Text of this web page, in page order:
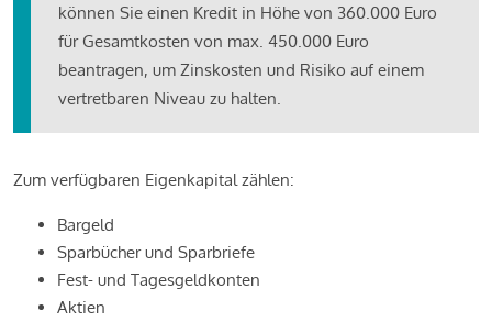
können Sie einen Kredit in Höhe von 360.000 Euro
für Gesamtkosten von max. 450.000 Euro
beantragen, um Zinskosten und Risiko auf einem
vertretbaren Niveau zu halten.
Zum verfügbaren Eigenkapital zählen:
Bargeld
Sparbücher und Sparbriefe
Fest- und Tagesgeldkonten
Aktien